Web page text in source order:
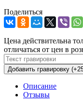
Поделиться
Цена действительна
отличаться от цен в
Добавить гравировку
Описание
Отзывы